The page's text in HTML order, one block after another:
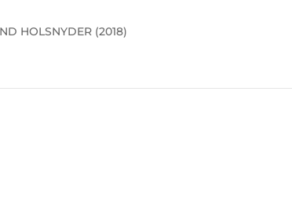
HOLSNYDER (2018)